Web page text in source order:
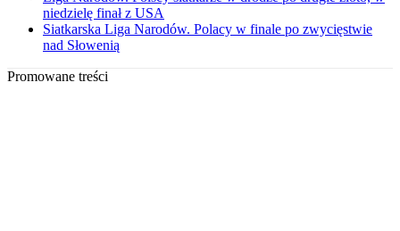
niedzielę finał z USA
Siatkarska Liga Narodów. Polacy w finale po zwycięstwie
nad Słowenią
Promowane treści